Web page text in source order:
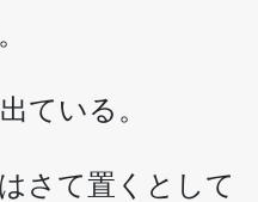
ている。
さて置くとして